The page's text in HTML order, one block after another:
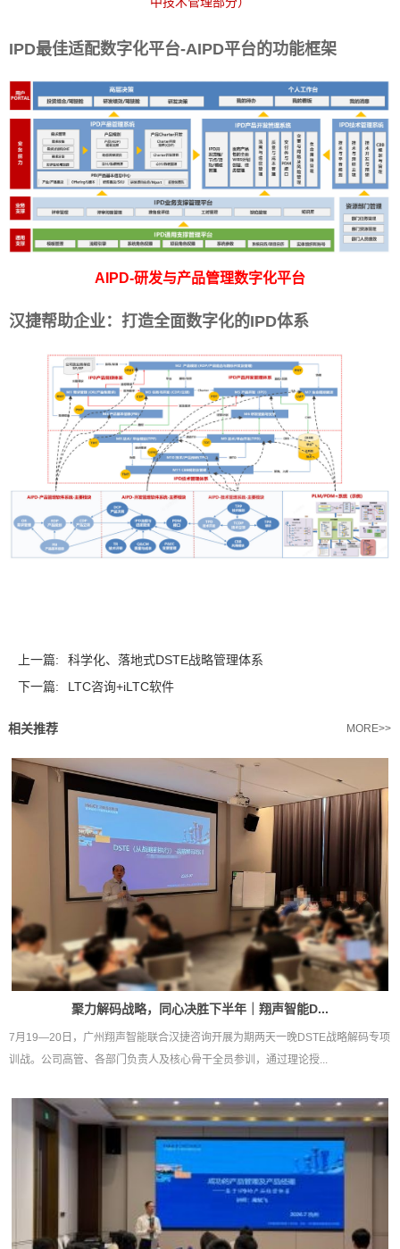
IPD最佳适配数字化平台-AIPD平台的功能框架
AIPD-研发与产品管理数字化平台
汉捷帮助企业：打造全面数字化的IPD体系
上一篇:
科学化、落地式DSTE战略管理体系
下一篇:
LTC咨询+iLTC软件
相关推荐 MORE>>
聚力解码战略，同心决胜下半年｜翔声智能D...
7月19—20日，广州翔声智能联合汉捷咨询开展为期两天一晚DSTE战略解码专项
训战。公司高管、各部门负责人及核心骨干全员参训，通过理论授...